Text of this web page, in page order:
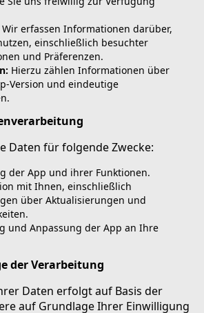
Wir erfassen Informationen darüber,
einschließlich besuchter
und Präferenzen.
Hierzu zählen Informationen über
Version und eindeutige
Daten für folgende Zwecke:
der App und ihrer Funktionen.
mit Ihnen, einschließlich
über Aktualisierungen und
und Anpassung der App an Ihre
der Verarbeitung
Daten erfolgt auf Basis der
auf Grundlage Ihrer Einwilligung